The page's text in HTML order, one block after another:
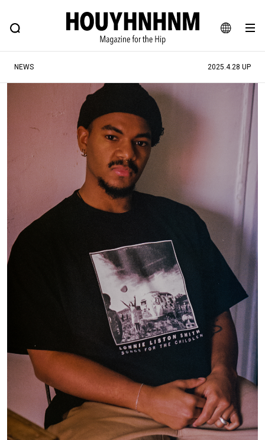
JA
EN
FEATURE BLOG SNAP
ヒップなファッション、カルチャー、ライフスタイルWEBマガジン
#注目のタグ
#SHOPPING ADDICT #憧れの逸品
#ESSENTIAL DESIGNS #古着サミット
#NEW VINTAGE #マイナーグッド図鑑
#路地裏てぃーん。 #MONTHLY JOURNAL
#GH 銘品の所以 #フイナムのYouTube
#FASHION #MUSIC #MOVIE
#SNEAKER #OUTDOOR
#HANDSOME HANDBOOK
NEWS 2025.4.28 UP